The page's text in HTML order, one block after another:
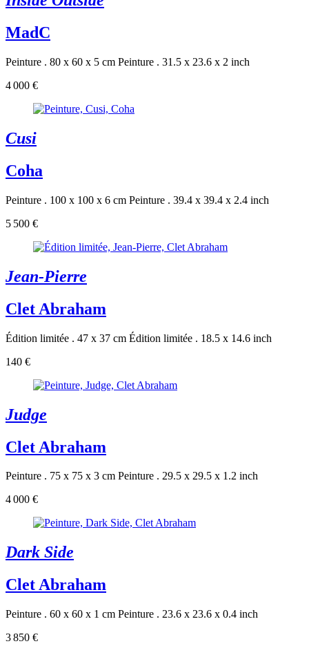
MadC
Peinture . 80 x 60 x 5 cm Peinture . 31.5 x 23.6 x 2 inch
4 000 €
Cusi
Coha
Peinture . 100 x 100 x 6 cm Peinture . 39.4 x 39.4 x 2.4 inch
5 500 €
Jean-Pierre
Clet Abraham
Édition limitée . 47 x 37 cm Édition limitée . 18.5 x 14.6 inch
140 €
Judge
Clet Abraham
Peinture . 75 x 75 x 3 cm Peinture . 29.5 x 29.5 x 1.2 inch
4 000 €
Dark Side
Clet Abraham
Peinture . 60 x 60 x 1 cm Peinture . 23.6 x 23.6 x 0.4 inch
3 850 €